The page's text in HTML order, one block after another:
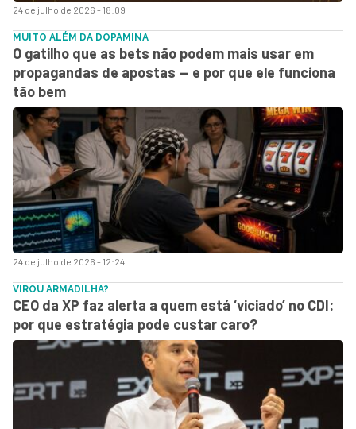
24 de julho de 2026 - 18:09
24 de julho de 2026 - 12:24
MUITO ALÉM DA DOPAMINA
O gatilho que as bets não podem mais usar em
propagandas de apostas — e por que ele funciona
tão bem
VIROU ARMADILHA?
CEO da XP faz alerta a quem está ‘viciado’ no CDI:
por que estratégia pode custar caro?